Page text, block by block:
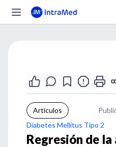
Artículos
Diabetes Mellitus Tipo 2
Regresión de